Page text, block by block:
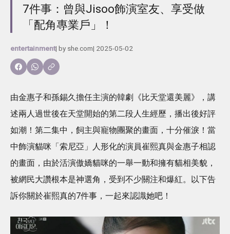
7件事：曾與Jisoo飾演室友、享受做
「配角專業戶」！
entertainment| by she.com| 2025-05-02
由金惠子和孫錫久擔任主演的韓劇《比天堂還美麗》，講
述兩人過世後在天堂開始的第二段人生經歷，播出後好評
如潮！第二集中，飼主與寵物團聚的畫面，十分催淚！當
中飾演貓咪「索尼亞」人形化的演員崔熙真與金惠子相認
的畫面，由於活演傲嬌貓咪的一舉一動和擁有貓相美貌，
被網民大讚根本是神選角，受到不少關注和爆紅。以下告
訴你關於崔熙真的7件事，一起來認識她吧！